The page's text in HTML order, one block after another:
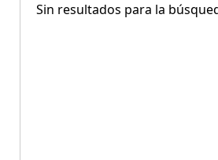
Sin resultados para la